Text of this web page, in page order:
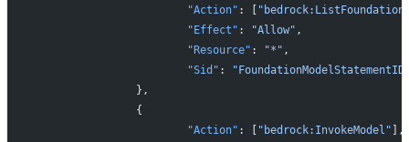
			"Action"
: [
			"Effect"
: "Allow" ,
			"Resource"
: "*" ,
			"Sid"
:
		},
		{
			"Action"
: [ "bedrock:InvokeModel" ],